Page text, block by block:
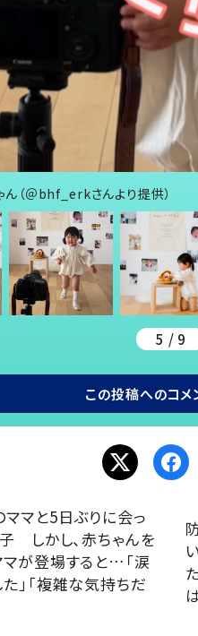
ん（＠bhf_erkさんより提供）
5 / 9
この投稿へのコメ
マと5日ぶりに会っ
しかし、赤ちゃんを
が登場すると…「涙
」「複雑な気持ちだ